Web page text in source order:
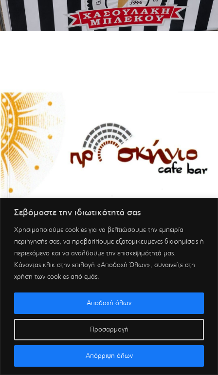
Σεβόμαστε την ιδιωτικότητά σας
Χρησιμοποιούμε cookies για να βελτιώσουμε την εμπειρία
περιήγησής σας, να προβάλλουμε εξατομικευμένες διαφημίσεις ή
περιεχόμενο και να αναλύουμε την επισκεψιμότητά μας.
Κάνοντας κλικ στην επιλογή «Αποδοχή Όλων», συναινείτε στη
χρήση των cookies από εμάς.
Προσαρμογή
Απόρριψη όλων
Αποδοχή όλων